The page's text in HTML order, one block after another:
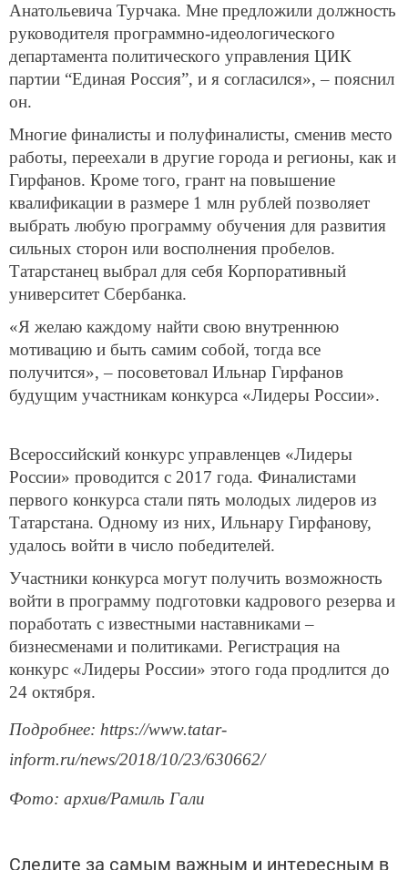
Анатольевича Турчака. Мне предложили должность
руководителя программно-идеологического
департамента политического управления ЦИК
партии “Единая Россия”, и я согласился», – пояснил
он.
Многие финалисты и полуфиналисты, сменив место
работы, переехали в другие города и регионы, как и
Гирфанов. Кроме того, грант на повышение
квалификации в размере 1 млн рублей позволяет
выбрать любую программу обучения для развития
сильных сторон или восполнения пробелов.
Татарстанец выбрал для себя Корпоративный
университет Сбербанка.
«Я желаю каждому найти свою внутреннюю
мотивацию и быть самим собой, тогда все
получится», – посоветовал Ильнар Гирфанов
будущим участникам конкурса «Лидеры России».
Всероссийский конкурс управленцев «Лидеры
России» проводится с 2017 года. Финалистами
первого конкурса стали пять молодых лидеров из
Татарстана. Одному из них, Ильнару Гирфанову,
удалось войти в число победителей.
Участники конкурса могут получить возможность
войти в программу подготовки кадрового резерва и
поработать с известными наставниками –
бизнесменами и политиками. Регистрация на
конкурс «Лидеры России» этого года продлится до
24 октября.
Подробнее: https://www.tatar-
inform.ru/news/2018/10/23/630662/
Фото: архив/Рамиль Гали
Следите за самым важным и интересным в